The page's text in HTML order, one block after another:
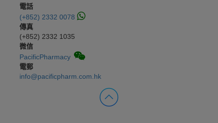
電話
(+852) 2332 0078
傳真
(+852) 2332 1035
微信
PacificPharmacy
電郵
info@pacificpharm.com.hk